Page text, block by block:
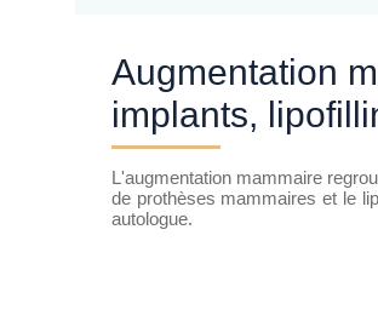
Augmentation mammaire en Suisse :
implants,
L'augmentation mammaire
de prothèses mammaires et le
autologue.